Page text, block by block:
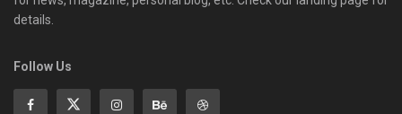
details.
Follow Us